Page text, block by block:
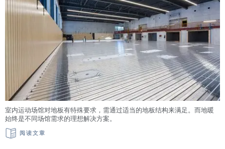
室内运动场馆对地板有特殊要求，需通过适当的地板结构来满足。而地暖
始终是不同场馆需求的理想解决方案。
阅读文章